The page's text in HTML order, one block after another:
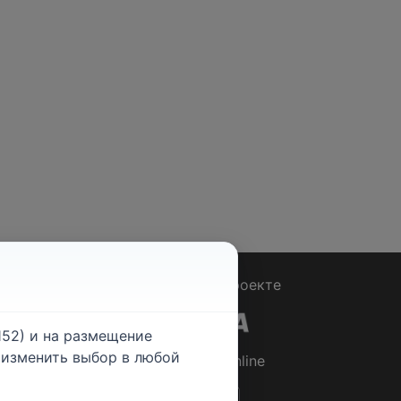
О проекте
© 2026Rabotniki.online
и на размещение
выбор в любой